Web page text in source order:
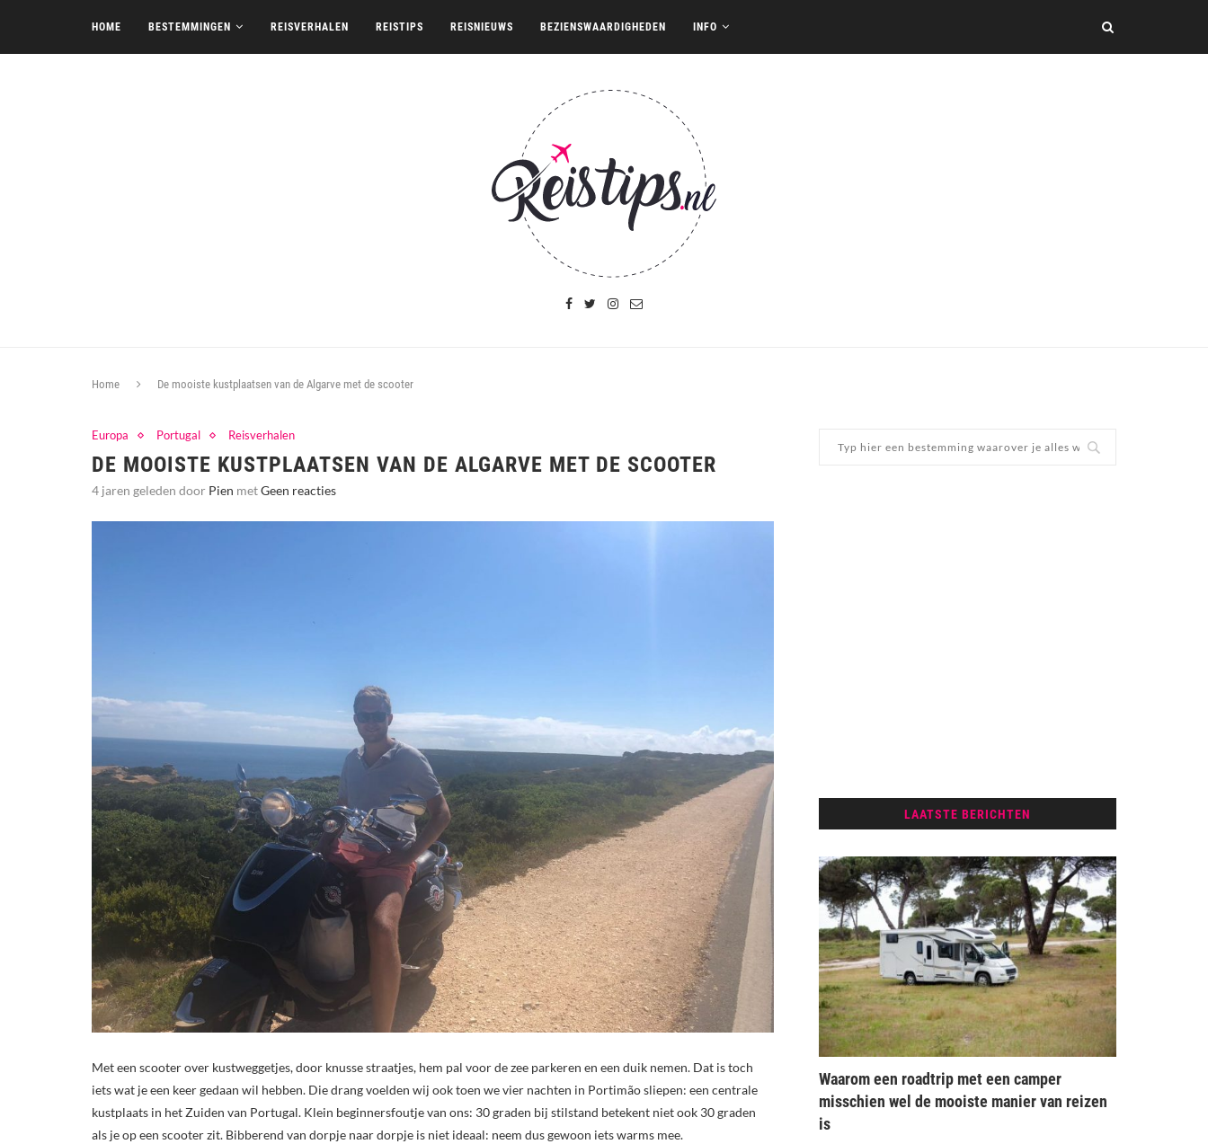
HOME BESTEMMINGEN REISVERHALEN REISTIPS REISNIEUWS BEZIENSWAARDIGHEDEN INFO
Home De mooiste kustplaatsen van de Algarve met de scooter
Europa Portugal Reisverhalen
DE MOOISTE KUSTPLAATSEN VAN DE ALGARVE MET DE SCOOTER
4 jaren geleden door Pien metGeen reacties
Met een scooter over kustweggetjes, door knusse straatjes, hem pal voor de zee parkeren en een duik nemen. Dat is toch
iets wat je een keer gedaan wil hebben. Die drang voelden wij ook toen we vier nachten in Portimão sliepen: een centrale
kustplaats in het Zuiden van Portugal. Klein beginnersfoutje van ons: 30 graden bij stilstand betekent niet ook 30 graden
als je op een scooter zit. Bibberend van dorpje naar dorpje is niet ideaal: neem dus gewoon iets warms mee.
LAATSTE BERICHTEN
Waarom een roadtrip met een camper
misschien wel de mooiste manier van reizen
is